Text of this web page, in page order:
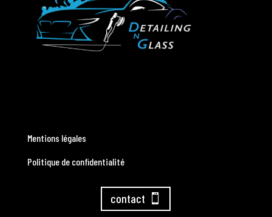
Mentions légales
Politique de confidentialité
contact